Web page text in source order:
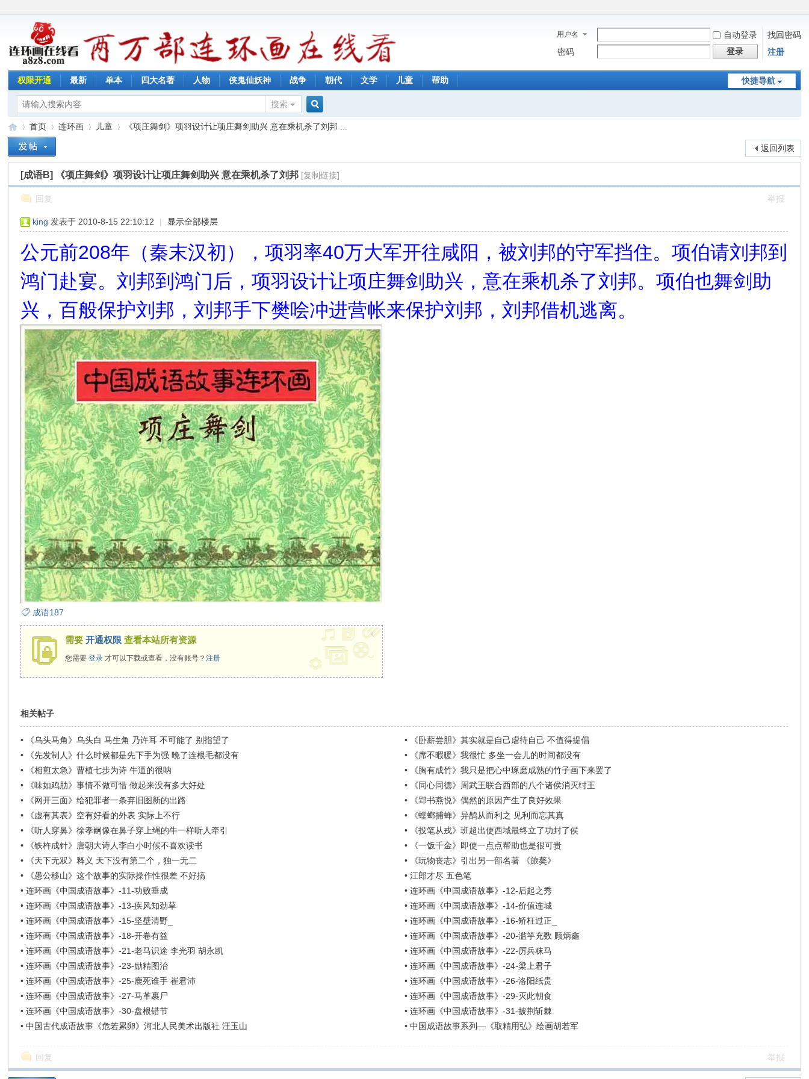
用户名 自动登录
找回密码
密码
登录 注册
快捷导航
权限开通 最新 单本 四大名著 人物 侠鬼仙妖神 战争 朝代 文学 儿童 帮助
搜索
搜
索
»
首页
›
连环画
›
儿童
›
《项庄舞剑》项羽设计让项庄舞剑助兴 意在乘机杀了刘邦 ...
返回列表
[成语B] 《项庄舞剑》项羽设计让项庄舞剑助兴 意在乘机杀了刘邦 [复制链接]
回复 举报
king 发表于 2010-8-15 22:10:12 | 显示全部楼层
公元前208年（秦末汉初），项羽率40万大军开往咸阳，被刘邦的守军挡住。项伯请刘邦到
鸿门赴宴。刘邦到鸿门后，项羽设计让项庄舞剑助兴，意在乘机杀了刘邦。项伯也舞剑助
兴，百般保护刘邦，刘邦手下樊哙冲进营帐来保护刘邦，刘邦借机逃离。
成语187
需要开通权限 查看本站所有资源
您需要登录 才可以下载或查看，没有账号？注册
x
相关帖子
• 《乌头马角》乌头白 马生角 乃许耳 不可能了 别指望了 •
《卧薪尝胆》其实就是自己虐待自己 不值得提倡
•
《先发制人》什么时候都是先下手为强 晚了连根毛都没有 •
《席不暇暖》我很忙 多坐一会儿的时间都没有
•
《相煎太急》曹植七步为诗 牛逼的很呐 •
《胸有成竹》我只是把心中琢磨成熟的竹子画下来罢了
•
《味如鸡肋》事情不做可惜 做起来没有多大好处 •
《同心同德》周武王联合西部的八个诸侯消灭纣王
•
《网开三面》给犯罪者一条弃旧图新的出路 •
《郢书燕悦》偶然的原因产生了良好效果
•
《虚有其表》空有好看的外表 实际上不行 •
《螳螂捕蝉》异鹊从而利之 见利而忘其真
•
《听人穿鼻》徐孝嗣像在鼻子穿上绳的牛一样听人牵引 •
《投笔从戎》班超出使西域最终立了功封了侯
•
《铁杵成针》唐朝大诗人李白小时候不喜欢读书 •
《一饭千金》即使一点点帮助也是很可贵
•
《天下无双》释义 天下没有第二个，独一无二 •
《玩物丧志》引出另一部名著 《旅獒》
•
《愚公移山》这个故事的实际操作性很差 不好搞 • 江郎才尽 五色笔
•连环画《中国成语故事》-11-功败垂成 • 连环画《中国成语故事》-12-后起之秀
•连环画《中国成语故事》-13-疾风知劲草 • 连环画《中国成语故事》-14-价值连城
•连环画《中国成语故事》-15-坚壁清野_ • 连环画《中国成语故事》-16-矫枉过正_
•连环画《中国成语故事》-18-开卷有益 • 连环画《中国成语故事》-20-滥竽充数 顾炳鑫
•连环画《中国成语故事》-21-老马识途 李光羽 胡永凯 • 连环画《中国成语故事》-22-厉兵秣马
•连环画《中国成语故事》-23-励精图治 • 连环画《中国成语故事》-24-梁上君子
•连环画《中国成语故事》-25-鹿死谁手 崔君沛 • 连环画《中国成语故事》-26-洛阳纸贵
•连环画《中国成语故事》-27-马革裹尸 • 连环画《中国成语故事》-29-灭此朝食
•连环画《中国成语故事》-30-盘根错节 • 连环画《中国成语故事》-31-披荆斩棘
•中国古代成语故事《危若累卵》河北人民美术出版社 汪玉山 • 中国成语故事系列—《取精用弘》绘画胡若军
回复 举报